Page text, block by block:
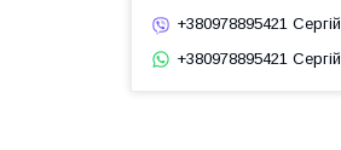
+380978895421 Сергій
+380978895421 Сергій